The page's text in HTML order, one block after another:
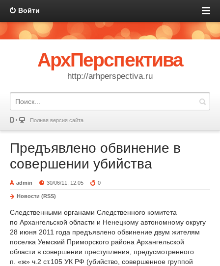
Войти
АрхПерспектива
http://arhperspectiva.ru
Полная версия сайта
Предъявлено обвинение в
совершении убийства
admin 30/06/11, 12:05 0
Новости (RSS)
Следственными органами Следственного комитета
по Архангельской области и Ненецкому автономному округу
28 июня 2011 года предъявлено обвинение двум жителям
поселка Уемский Приморского района Архангельской
области в совершении преступления, предусмотренного
п. «ж» ч.2 ст.105 УК РФ (убийство, совершенное группой